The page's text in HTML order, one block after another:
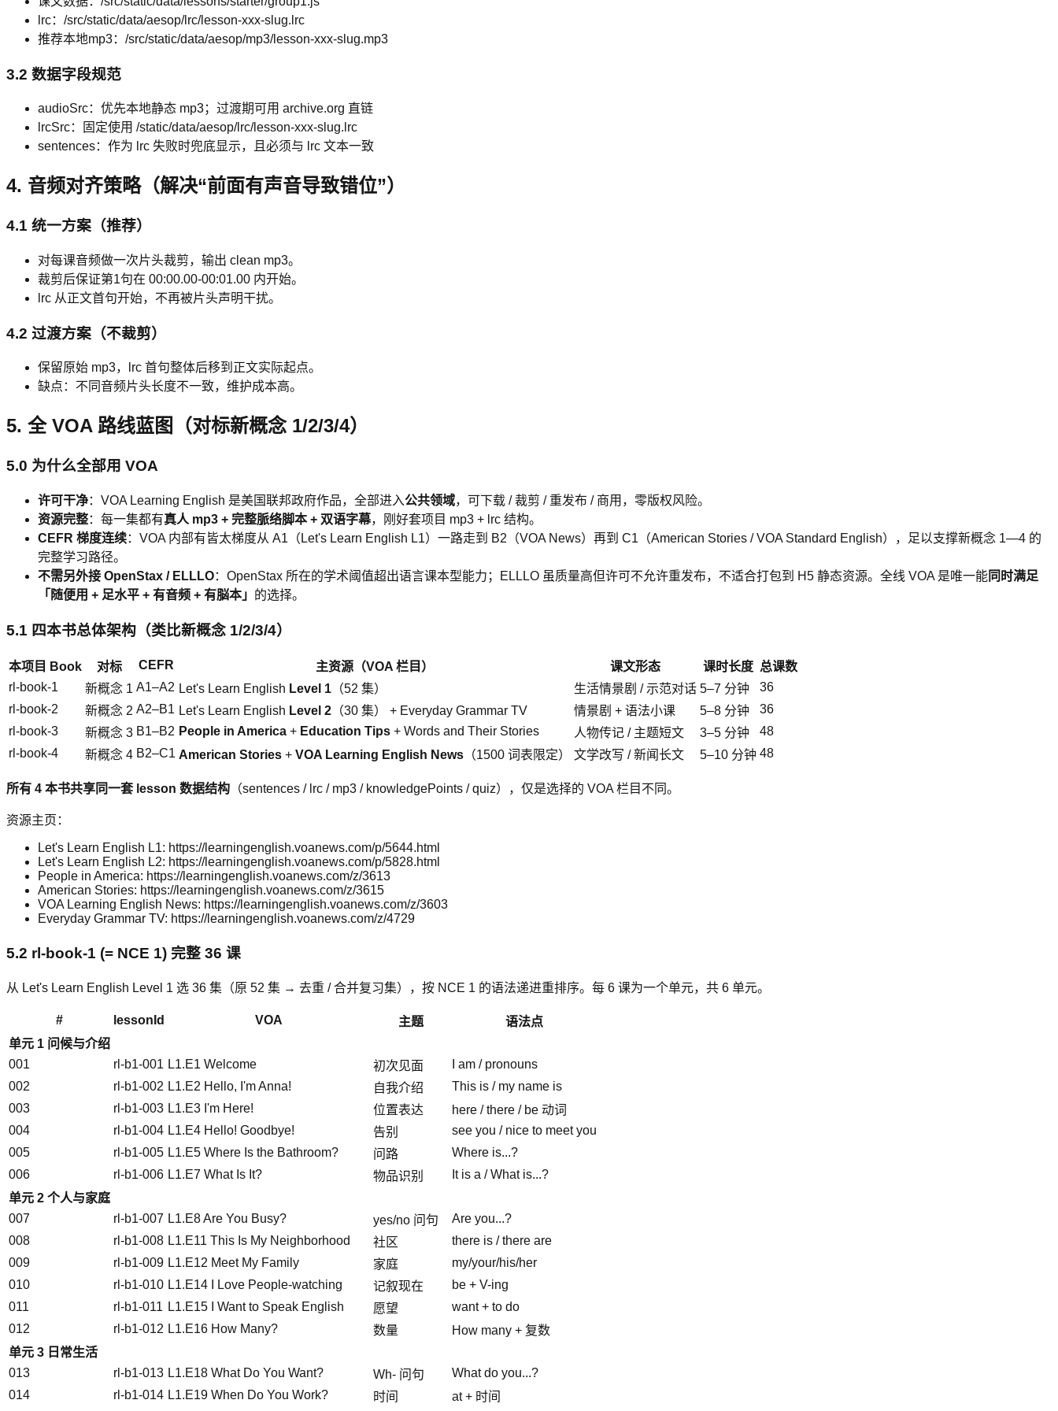
lrc：/src/static/data/aesop/lrc/lesson-xxx-slug.lrc
推荐本地mp3：/src/static/data/aesop/mp3/lesson-xxx-slug.mp3
3.2 数据字段规范
audioSrc：优先本地静态 mp3；过渡期可用 archive.org 直链
lrcSrc：固定使用 /static/data/aesop/lrc/lesson-xxx-slug.lrc
sentences：作为 lrc 失败时兜底显示，且必须与 lrc 文本一致
4. 音频对齐策略（解决“前面有声音导致错位”）
4.1 统一方案（推荐）
对每课音频做一次片头裁剪，输出 clean mp3。
裁剪后保证第1句在 00:00.00-00:01.00 内开始。
lrc 从正文首句开始，不再被片头声明干扰。
4.2 过渡方案（不裁剪）
保留原始 mp3，lrc 首句整体后移到正文实际起点。
缺点：不同音频片头长度不一致，维护成本高。
5. 全 VOA 路线蓝图（对标新概念 1/2/3/4）
5.0 为什么全部用 VOA
许可干净：VOA Learning English 是美国联邦政府作品，全部进入公共领域，可下载 / 裁剪 / 重发布 / 商用，零版权风险。
资源完整：每一集都有真人 mp3 + 完整脈络脚本 + 双语字幕，刚好套项目 mp3 + lrc 结构。
CEFR 梯度连续：VOA 内部有皆太梯度从 A1（Let's Learn English L1）一路走到 B2（VOA News）再到 C1（American Stories / VOA Standard English），足以支撑新概念 1―4 的
完整学习路径。
不需另外接 OpenStax / ELLLO：OpenStax 所在的学术阈值超出语言课本型能力；ELLLO 虽质量高但许可不允许重发布，不适合打包到 H5 静态资源。全线 VOA 是唯一能同时满足
「随便用 + 足水平 + 有音频 + 有脳本」 的选择。
5.1 四本书总体架构（类比新概念 1/2/3/4）
本项目 Book 对标 CEFR 主资源（VOA 栏目） 课文形态 课时长度 总课数
rl-book-1
新概念 1 A1–A2 Let's Learn English Level 1 （52 集） 生活情景剧 / 示范对话 5–7 分钟
36
rl-book-2
新概念 2 A2–B1 Let's Learn English Level 2 （30 集） + Everyday Grammar TV 情景剧 + 语法小课 5–8 分钟
36
rl-book-3
新概念 3 B1–B2 People in America + Education Tips + Words and Their Stories 人物传记 / 主题短文 3–5 分钟
48
rl-book-4
新概念 4 B2–C1 American Stories + VOA Learning English News （1500 词表限定） 文学改写 / 新闻长文 5–10 分钟 48
所有 4 本书共享同一套 lesson 数据结构 （sentences / lrc / mp3 / knowledgePoints / quiz），仅是选择的 VOA 栏目不同。
资源主页：
Let's Learn English L1: https://learningenglish.voanews.com/p/5644.html
Let's Learn English L2: https://learningenglish.voanews.com/p/5828.html
People in America: https://learningenglish.voanews.com/z/3613
American Stories: https://learningenglish.voanews.com/z/3615
VOA Learning English News: https://learningenglish.voanews.com/z/3603
Everyday Grammar TV: https://learningenglish.voanews.com/z/4729
5.2 rl-book-1 (= NCE 1) 完整 36 课
从 Let's Learn English Level 1 选 36 集（原 52 集 → 去重 / 合并复习集），按 NCE 1 的语法递进重排序。每 6 课为一个单元，共 6 单元。
# lessonId VOA 主题
语法点
单元 1 问候与介绍
001
rl-b1-001 L1.E1 Welcome 初次见面
I am / pronouns
002
rl-b1-002 L1.E2 Hello, I'm Anna! 自我介绍
This is / my name is
003
rl-b1-003 L1.E3 I'm Here! 位置表达
here / there / be 动词
004
rl-b1-004 L1.E4 Hello! Goodbye! 告别
see you / nice to meet you
005
rl-b1-005 L1.E5 Where Is the Bathroom? 问路
Where is...?
006
rl-b1-006 L1.E7 What Is It? 物品识别
It is a / What is...?
单元 2 个人与家庭
007
rl-b1-007 L1.E8 Are You Busy? yes/no 问句
Are you...?
008
rl-b1-008 L1.E11 This Is My Neighborhood 社区
there is / there are
009
rl-b1-009 L1.E12 Meet My Family 家庭
my/your/his/her
010
rl-b1-010 L1.E14 I Love People-watching 记叙现在
be + V-ing
011
rl-b1-011 L1.E15 I Want to Speak English 愿望
want + to do
012
rl-b1-012 L1.E16 How Many? 数量
How many + 复数
单元 3 日常生活
013
rl-b1-013 L1.E18 What Do You Want? Wh- 问句
What do you...?
014
rl-b1-014 L1.E19 When Do You Work? 时间
at + 时间